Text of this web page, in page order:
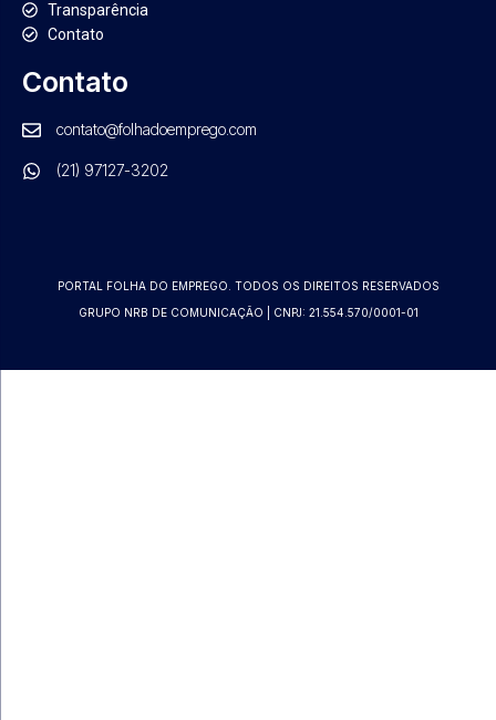
Transparência
Contato
Contato
contato@folhadoemprego.com
(21) 97127-3202
PORTAL FOLHA DO EMPREGO. TODOS OS DIREITOS RESERVADOS
GRUPO NRB DE COMUNICAÇÃO | CNPJ: 21.554.570/0001-01